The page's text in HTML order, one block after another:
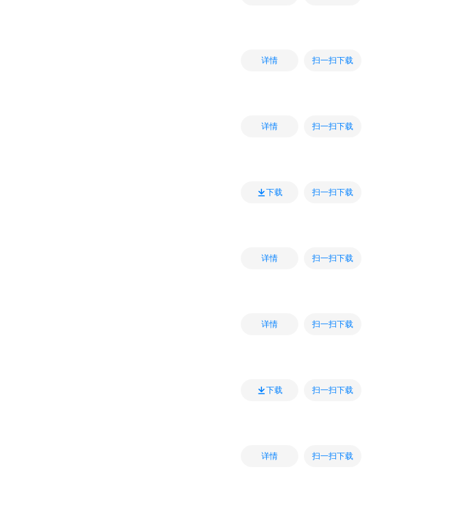
详情 扫一扫下载
详情 扫一扫下载
下载 扫一扫下载
详情 扫一扫下载
详情 扫一扫下载
下载 扫一扫下载
详情 扫一扫下载